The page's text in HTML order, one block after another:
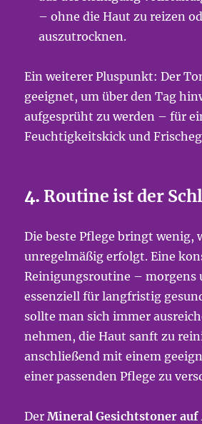
– ohne die Haut zu reizen
auszutrocknen.
Ein weiterer Pluspunkt: Der
geeignet, um über den Tag
aufgesprüht zu werden – für
Feuchtigkeitskick und
4.Routine ist der
Die beste Pflege bringt wenig,
unregelmäßig erfolgt. Eine
Reinigungsroutine – morgens
essenziell für langfristig
sollte man sich immer
nehmen, die Haut sanft zu
anschließend mit einem
einer passenden Pflege zu
DerMineral Gesichtstoner auf